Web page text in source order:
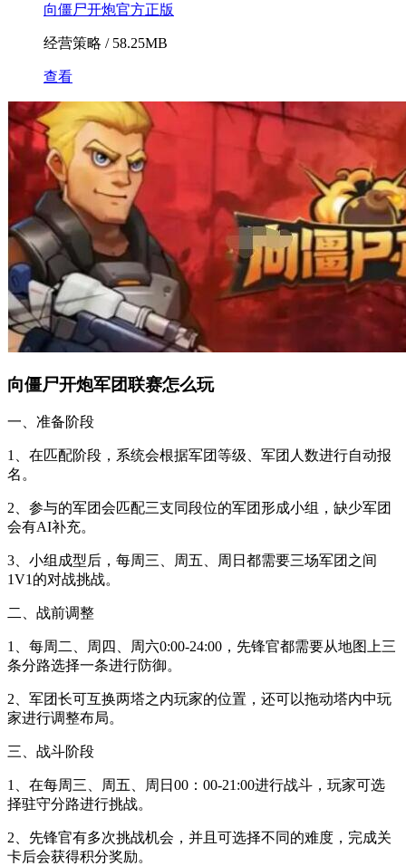
向僵尸开炮官方正版
经营策略 / 58.25MB
查看
向僵尸开炮军团联赛怎么玩
一、准备阶段
1、在匹配阶段，系统会根据军团等级、军团人数进行自动报
名。
2、参与的军团会匹配三支同段位的军团形成小组，缺少军团
会有AI补充。
3、小组成型后，每周三、周五、周日都需要三场军团之间
1V1的对战挑战。
二、战前调整
1、每周二、周四、周六0:00-24:00，先锋官都需要从地图上三
条分路选择一条进行防御。
2、军团长可互换两塔之内玩家的位置，还可以拖动塔内中玩
家进行调整布局。
三、战斗阶段
1、在每周三、周五、周日00：00-21:00进行战斗，玩家可选
择驻守分路进行挑战。
2、先锋官有多次挑战机会，并且可选择不同的难度，完成关
卡后会获得积分奖励。